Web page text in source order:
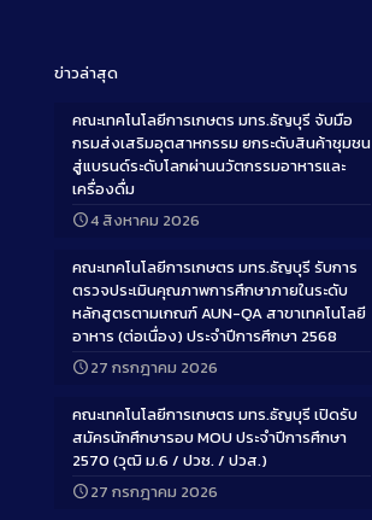
ข่าวล่าสุด
คณะเทคโนโลยีการเกษตร มทร.ธัญบุรี จับมือ
กรมส่งเสริมอุตสาหกรรม ยกระดับสินค้าชุมชน
สู่แบรนด์ระดับโลกผ่านนวัตกรรมอาหารและ
เครื่องดื่ม
4 สิงหาคม 2026
คณะเทคโนโลยีการเกษตร มทร.ธัญบุรี รับการ
ตรวจประเมินคุณภาพการศึกษาภายในระดับ
หลักสูตรตามเกณฑ์ AUN-QA สาขาเทคโนโลยี
อาหาร (ต่อเนื่อง) ประจำปีการศึกษา 2568
27 กรกฎาคม 2026
คณะเทคโนโลยีการเกษตร มทร.ธัญบุรี เปิดรับ
สมัครนักศึกษารอบ MOU ประจำปีการศึกษา
2570 (วุฒิ ม.6 / ปวช. / ปวส.)
27 กรกฎาคม 2026